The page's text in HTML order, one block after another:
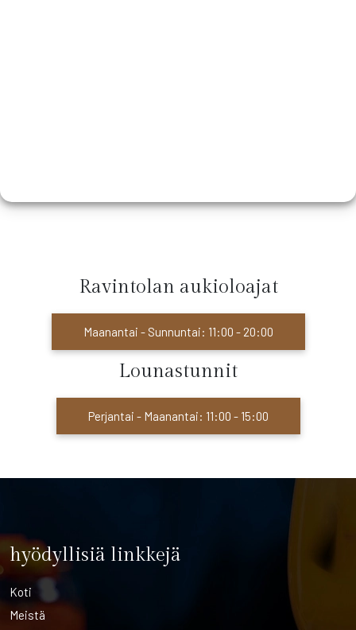
Ravintolan aukioloajat
Maanantai - Sunnuntai: 11:00 - 20:00
Lounastunnit
Perjantai - Maanantai: 11:00 - 15:00
hyödyllisiä linkkejä
Koti
Meistä